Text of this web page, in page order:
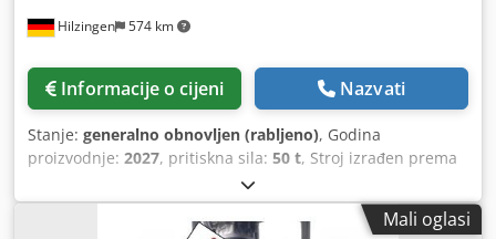
Hilzingen 574 km
Informacije o cijeni Nazvati
Stanje: generalno obnovljen (rabljeno), Godina
proizvodnje: 2027, pritiskna sila: 50 t, Stroj izrađen prema
narudžbi: Cedpozlqk Usfx Ak Uoha Brzi stroj za probijanje
B500-950, potpuno obnovljen Duljina stola 950 mm,
moguće i 1150 mm ili 1250 mm, Podesivi hod od 16 do 51
Mali oglasi